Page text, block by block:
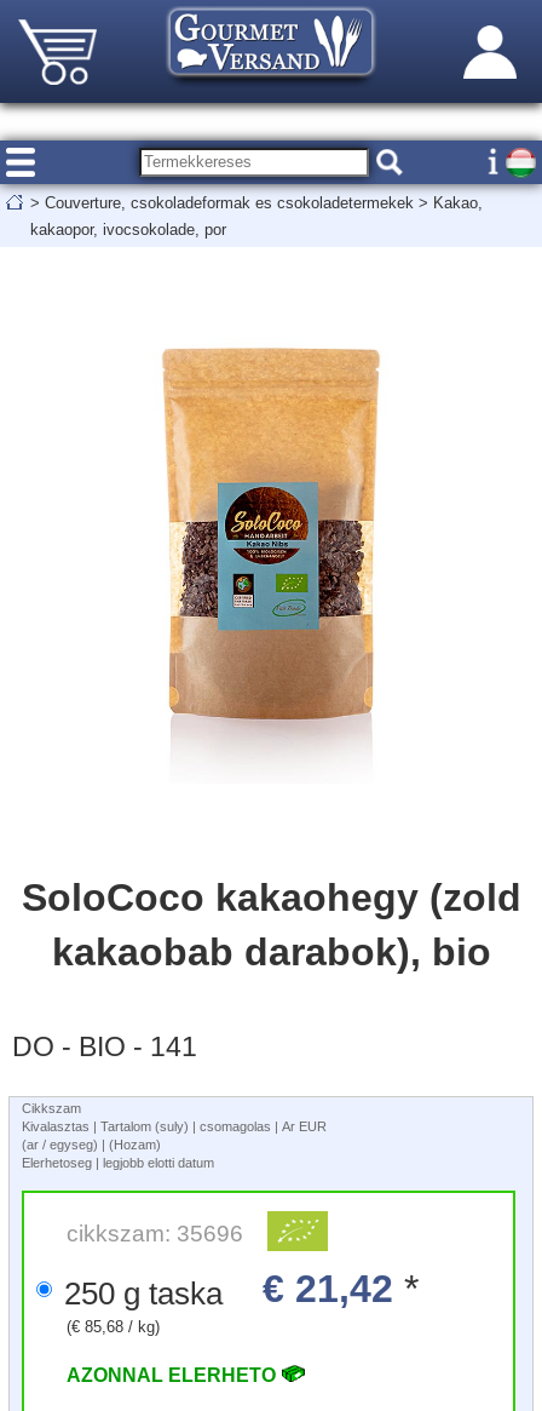
> Couverture, csokoladeformak es csokoladetermekek > Kakao,
kakaopor, ivocsokolade, por
SoloCoco kakaohegy (zold
kakaobab darabok), bio
DO - BIO - 141
Cikkszam
Kivalasztas | Tartalom (suly) | csomagolas | Ar EUR
(ar / egyseg) | (Hozam)
Elerhetoseg | legjobb elotti datum
cikkszam: 35696
250 g taska € 21,42 *
(€ 85,68 / kg)
AZONNAL ELERHETO